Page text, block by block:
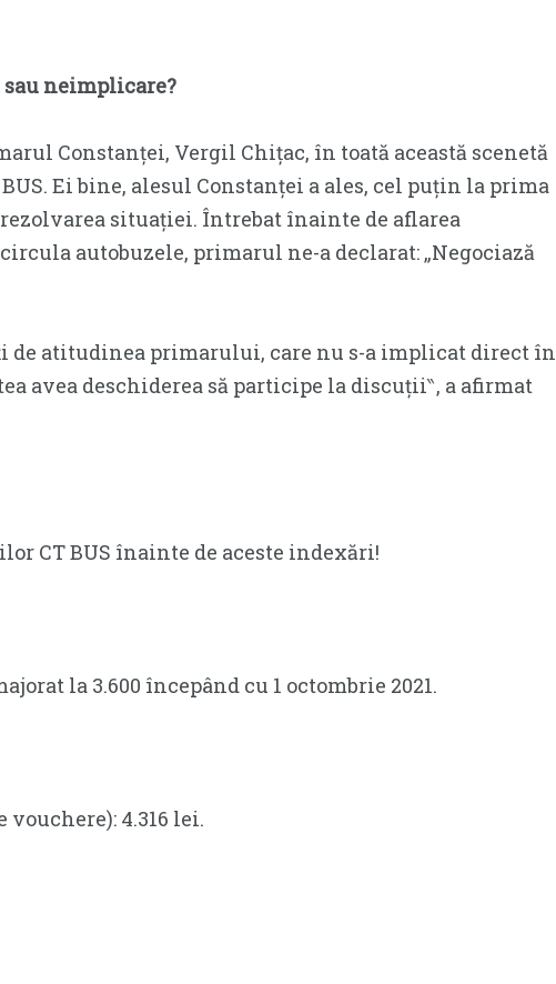
neimplicare?
Constanței, Vergil Chițac, în toată această scenetă
Ei bine, alesul Constanței a ales, cel puțin la prima
situației. Întrebat înainte de aflarea
autobuzele, primarul ne-a declarat: „Negociază
de atitudinea primarului, care nu s-a implicat direct în
avea deschiderea să participe la discuții‶, a afirmat
CT BUS înainte de aceste indexări!
la 3.600 începând cu 1 octombrie 2021.
4.316 lei.